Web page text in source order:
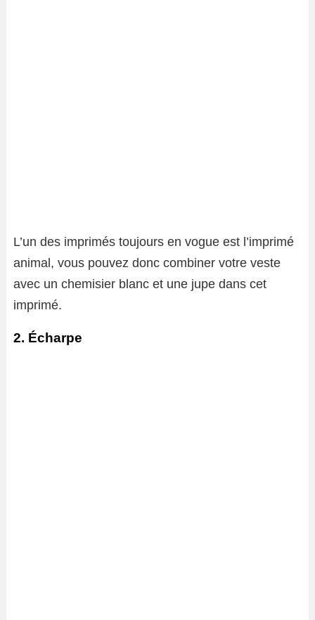
L’un des imprimés toujours en vogue est l’imprimé
animal, vous pouvez donc combiner votre veste
avec un chemisier blanc et une jupe dans cet
imprimé.
2. Écharpe